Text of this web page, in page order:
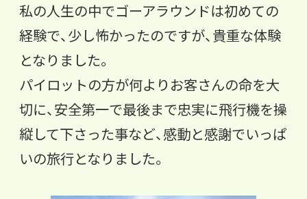
私の人生の中でゴーアラウンドは初めての
経験で、少し怖かったのですが、貴重な体験
となりました。
パイロットの方が何よりお客さんの命を大
切に、安全第一で最後まで忠実に飛行機を操
縦して下さった事など、感動と感謝でいっぱ
いの旅行となりました。